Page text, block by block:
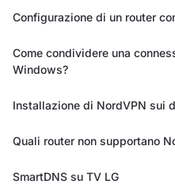
Configurazione di un router
Come condividere una
Windows?
Installazione di NordVPN sui
Quali router non supportano
SmartDNS su TV LG